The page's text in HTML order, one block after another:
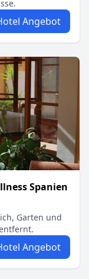
Angebot
Spanien
Garten und
Angebot